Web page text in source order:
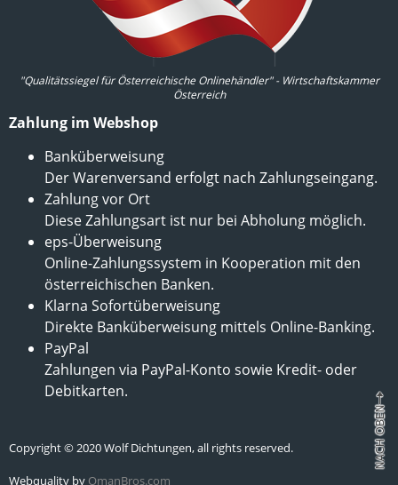
"Qualitätssiegel für Österreichische Onlinehändler" - Wirtschaftskammer
Österreich
Zahlung im Webshop
Banküberweisung
Der Warenversand erfolgt nach Zahlungseingang.
Zahlung vor Ort
Diese Zahlungsart ist nur bei Abholung möglich.
eps-Überweisung
Online-Zahlungssystem in Kooperation mit den
österreichischen Banken.
Klarna Sofortüberweisung
Direkte Banküberweisung mittels Online-Banking.
PayPal
Zahlungen via PayPal-Konto sowie Kredit- oder
Debitkarten.
Copyright © 2020 Wolf Dichtungen, all rights reserved.
Webquality by OmanBros.com